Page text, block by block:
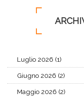
Luglio 2026 (1)
Giugno 2026 (2)
Maggio 2026 (2)